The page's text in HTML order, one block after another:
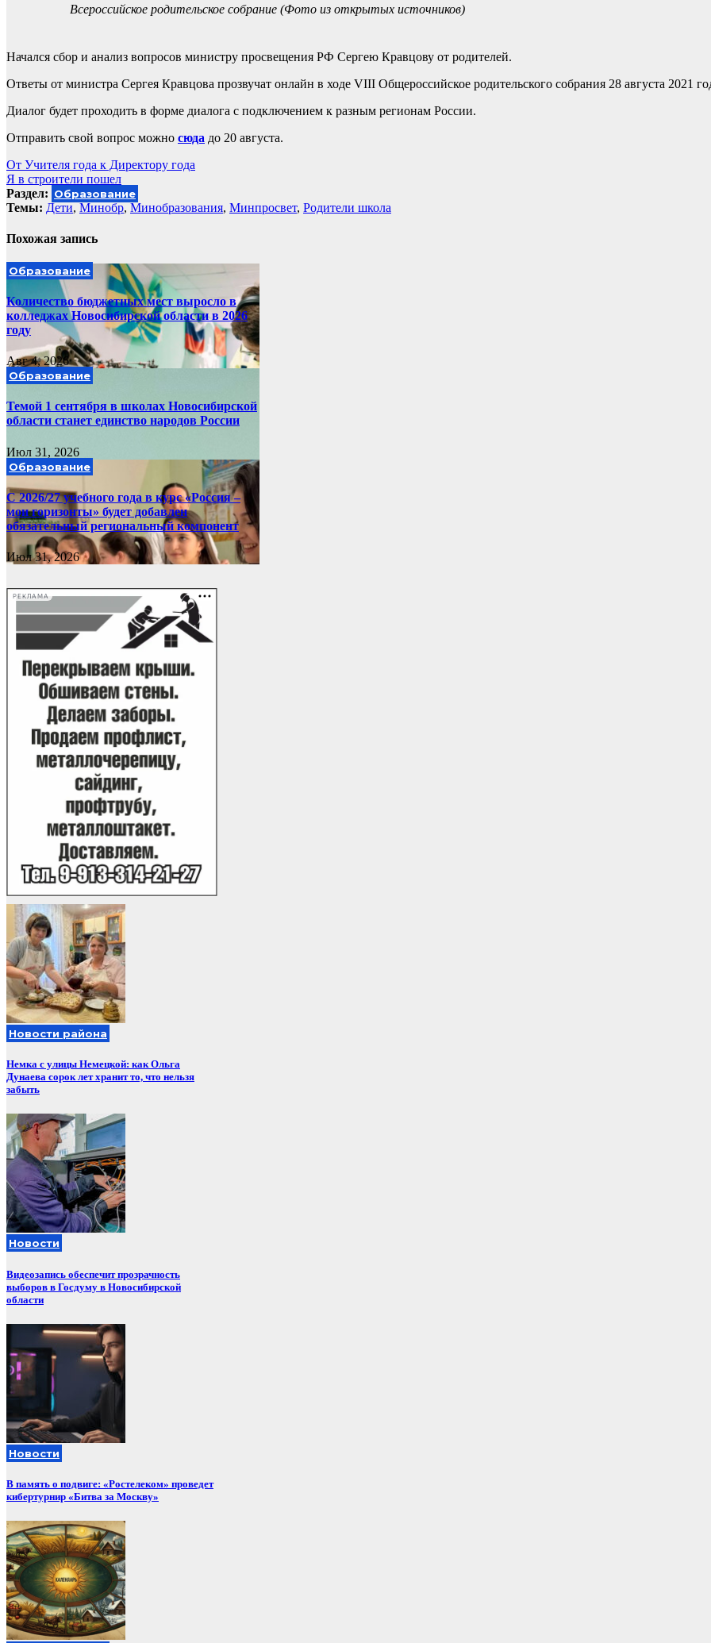
Всероссийское родительское собрание (Фото из открытых источников)
Начался сбор и анализ вопросов министру просвещения РФ Сергею Кравцову от родителей.
Ответы от министра Сергея Кравцова прозвучат онлайн в ходе VIII Общероссийское родительского собрания 28 августа 2021
Диалог будет проходить в форме диалога с подключением к разным регионам России.
Отправить свой вопрос можно сюда до 20 августа.
Навигация
по
записям
От Учителя года к Директору года
Я в строители пошел
Раздел: Образование
Темы: Дети, Минобр, Минобразования, Минпросвет, Родители школа
Похожая запись
Образование
Количество бюджетных мест выросло в
колледжах Новосибирской области в 2026
году
Авг 4, 2026
Образование
Темой 1 сентября в школах Новосибирской
области станет единство народов России
Июл 31, 2026
Образование
С 2026/27 учебного года в курс «Россия –
мои горизонты» будет добавлен
обязательный региональный компонент
Июл 31, 2026
РЕКЛАМА
Новости района
Немка с улицы Немецкой: как Ольга
Дунаева сорок лет хранит то, что нельзя
забыть
Новости
Видеозапись обеспечит прозрачность
выборов в Госдуму в Новосибирской
области
Новости
В память о подвиге: «Ростелеком» проведет
кибертурнир «Битва за Москву»